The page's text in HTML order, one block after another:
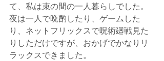
て、私は束の間の一人暮らしでした。
夜は一人で晩酌したり、ゲームした
り、ネットフリックスで呪術廻戦見た
りしただけですが、おかげでかなりリ
ラックスできました。